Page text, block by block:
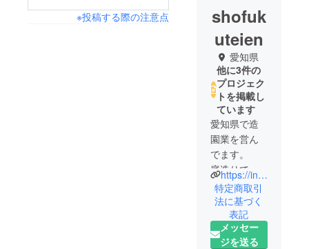
※投稿する際の注意点
shofuk
uteien
愛知県
他に3件の
プロジェク
トを掲載し
ています
愛知県で造
園業を営ん
でます。
庭造りで福
をもたらし
笑顔の花を
咲かせま
す。
https://instagram.com/shofuku_2929?igshid=OGQ5ZDc2ODk2ZA==
特定商取引
法に基づく
表記
メッセー
ジを送る